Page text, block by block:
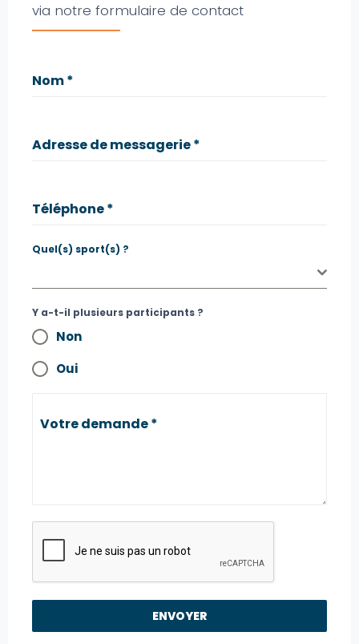
via notre formulaire de contact
Nom*
Adresse de messagerie*
Téléphone*
Quel(s) sport(s) ?
Y a-t-il plusieurs participants ?
Non
Oui
Votre demande*
ENVOYER